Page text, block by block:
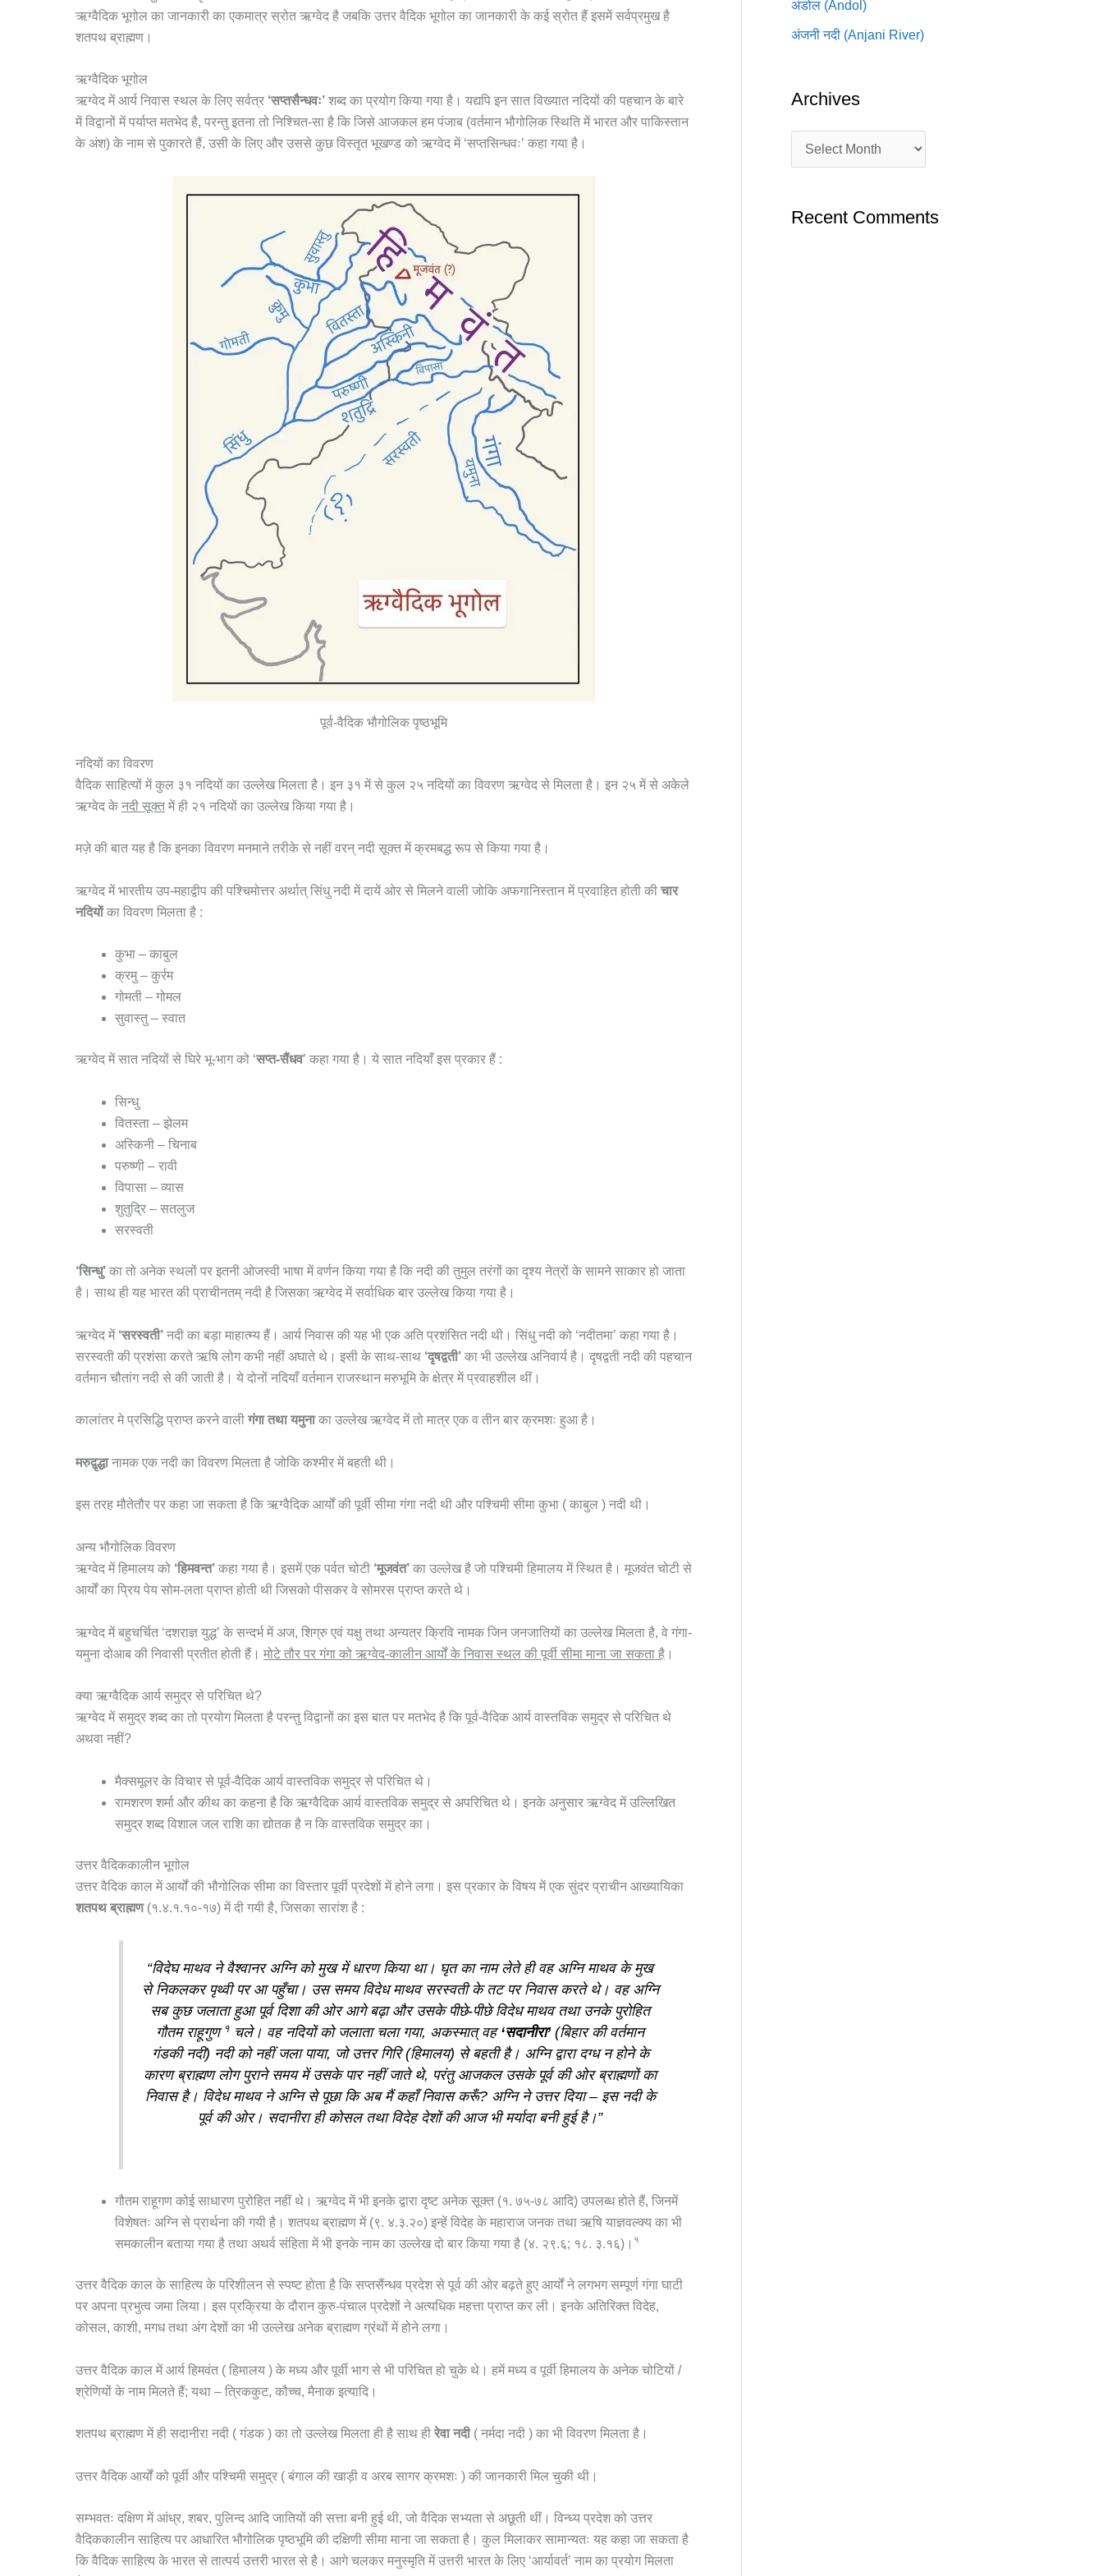
ऋग्वैदिक भूगोल का जानकारी का एकमात्र स्रोत ऋग्वेद है जबकि उत्तर वैदिक भूगोल का जानकारी के कई स्रोत हैं इसमें सर्वप्रमुख है
शतपथ ब्राह्मण।
ऋग्वैदिक भूगोल
ऋग्वेद में आर्य निवास स्थल के लिए सर्वत्र ‘सप्तसैन्धवः’ शब्द का प्रयोग किया गया है। यद्यपि इन सात विख्यात नदियों की पहचान के बारे
में विद्वानों में पर्याप्त मतभेद है, परन्तु इतना तो निश्चित-सा है कि जिसे आजकल हम पंजाब (वर्तमान भौगोलिक स्थिति में भारत और पाकिस्तान
के अंश) के नाम से पुकारते हैं, उसी के लिए और उससे कुछ विस्तृत भूखण्ड को ऋग्वेद में ‘सप्तसिन्धवः’ कहा गया है।
पूर्व-वैदिक भौगोलिक पृष्ठभूमि
नदियों का विवरण
वैदिक साहित्यों में कुल ३१ नदियों का उल्लेख मिलता है। इन ३१ में से कुल २५ नदियों का विवरण ऋग्वेद से मिलता है। इन २५ में से अकेले
ऋग्वेद के नदी सूक्त में ही २१ नदियों का उल्लेख किया गया है।
मज़े की बात यह है कि इनका विवरण मनमाने तरीके से नहीं वरन् नदी सूक्त में क्रमबद्ध रूप से किया गया है।
ऋग्वेद में भारतीय उप-महाद्वीप की पश्चिमोत्तर अर्थात् सिंधु नदी में दायें ओर से मिलने वाली जोकि अफगानिस्तान में प्रवाहित होती की चार
नदियोंका विवरण मिलता है :
कुभा – काबुल
क्रमु – कुर्रम
गोमती – गोमल
सुवास्तु – स्वात
ऋग्वेद में सात नदियों से घिरे भू-भाग को ‘सप्त-सैंधव’ कहा गया है। ये सात नदियाँ इस प्रकार हैं :
सिन्धु
वितस्ता – झेलम
अस्किनी – चिनाब
परुष्णी – रावी
विपासा – व्यास
शुतुद्रि – सतलुज
सरस्वती
‘सिन्धु’ का तो अनेक स्थलों पर इतनी ओजस्वी भाषा में वर्णन किया गया है कि नदी की तुमुल तरंगों का दृश्य नेत्रों के सामने साकार हो जाता
है। साथ ही यह भारत की प्राचीनतम् नदी है जिसका ऋग्वेद में सर्वाधिक बार उल्लेख किया गया है।
ऋग्वेद में ‘सरस्वती’ नदी का बड़ा माहात्म्य हैं। आर्य निवास की यह भी एक अति प्रशंसित नदी थी। सिंधु नदी को ‘नदीतमा’ कहा गया है।
सरस्वती की प्रशंसा करते ऋषि लोग कभी नहीं अघाते थे। इसी के साथ-साथ ‘दृषद्वती’ का भी उल्लेख अनिवार्य है। दृषद्वती नदी की पहचान
वर्तमान चौतांग नदी से की जाती है। ये दोनों नदियाँ वर्तमान राजस्थान मरुभूमि के क्षेत्र में प्रवाहशील थीं।
कालांतर मे प्रसिद्धि प्राप्त करने वाली गंगा तथा यमुनाका उल्लेख ऋग्वेद में तो मात्र एक व तीन बार क्रमशः हुआ है।
मरुद्वृद्धानामक एक नदी का विवरण मिलता है जोकि कश्मीर में बहती थी।
इस तरह मौतेतौर पर कहा जा सकता है कि ऋग्वैदिक आर्यों की पूर्वी सीमा गंगा नदी थी और पश्चिमी सीमा कुभा ( काबुल ) नदी थी।
अन्य भौगोलिक विवरण
ऋग्वेद में हिमालय को ‘हिमवन्त’ कहा गया है। इसमें एक पर्वत चोटी ‘मूजवंत’ का उल्लेख है जो पश्चिमी हिमालय में स्थित है। मूजवंत चोटी से
आर्यों का प्रिय पेय सोम-लता प्राप्त होती थी जिसको पीसकर वे सोमरस प्राप्त करते थे।
ऋग्वेद में बहुचर्चित ‘दशराज्ञ युद्ध’ के सन्दर्भ में अज, शिग्रु एवं यक्षु तथा अन्यत्र क्रिवि नामक जिन जनजातियों का उल्लेख मिलता है, वे गंगा-
यमुना दोआब की निवासी प्रतीत होती हैं। मोटे तौर पर गंगा को ऋग्वेद-कालीन आर्यों के निवास स्थल की पूर्वी सीमा माना जा सकता है ।
क्या ऋग्वैदिक आर्य समुद्र से परिचित थे?
ऋग्वेद में समुद्र शब्द का तो प्रयोग मिलता है परन्तु विद्वानों का इस बात पर मतभेद है कि पूर्व-वैदिक आर्य वास्तविक समुद्र से परिचित थे
अथवा नहीं?
मैक्समूलर के विचार से पूर्व-वैदिक आर्य वास्तविक समुद्र से परिचित थे।
रामशरण शर्मा और कीथ का कहना है कि ऋग्वैदिक आर्य वास्तविक समुद्र से अपरिचित थे। इनके अनुसार ऋग्वेद में उल्लिखित
समुद्र शब्द विशाल जल राशि का द्योतक है न कि वास्तविक समुद्र का।
उत्तर वैदिककालीन भूगोल
उत्तर वैदिक काल में आर्यों की भौगोलिक सीमा का विस्तार पूर्वी प्रदेशों में होने लगा। इस प्रकार के विषय में एक सुंदर प्राचीन आख्यायिका
शतपथ ब्राह्मण(१.४.१.१०-१७) में दी गयी है, जिसका सारांश है :
“विदेघ माथव ने वैश्वानर अग्नि को मुख में धारण किया था। घृत का नाम लेते ही वह अग्नि माथव के मुख
से निकलकर पृथ्वी पर आ पहुँचा। उस समय विदेध माथव सरस्वती के तट पर निवास करते थे। वह अग्नि
सब कुछ जलाता हुआ पूर्व दिशा की ओर आगे बढ़ा और उसके पीछे-पीछे विदेध माथव तथा उनके पुरोहित
गौतम राहूगुण१ चले। वह नदियों को जलाता चला गया, अकस्मात् वह‘सदानीरा’(बिहार की वर्तमान
गंडकी नदी) नदी को नहीं जला पाया, जो उत्तर गिरि (हिमालय) से बहती है। अग्नि द्वारा दग्ध न होने के
कारण ब्राह्मण लोग पुराने समय में उसके पार नहीं जाते थे, परंतु आजकल उसके पूर्व की ओर ब्राह्मणों का
निवास है। विदेध माथव ने अग्नि से पूछा कि अब मैं कहाँ निवास करूँ? अग्नि ने उत्तर दिया – इस नदी के
पूर्व की ओर। सदानीरा ही कोसल तथा विदेह देशों की आज भी मर्यादा बनी हुई है।”
गौतम राहूगण कोई साधारण पुरोहित नहीं थे। ऋग्वेद में भी इनके द्वारा दृष्ट अनेक सूक्त (१. ७५-७८ आदि) उपलब्ध होते हैं, जिनमें
विशेषतः अग्नि से प्रार्थना की गयी है। शतपथ ब्राह्मण में (९. ४.३.२०) इन्हें विदेह के महाराज जनक तथा ऋषि याज्ञवल्क्य का भी
समकालीन बताया गया है तथा अथर्व संहिता में भी इनके नाम का उल्लेख दो बार किया गया है (४. २९.६; १८. ३.१६)। १
उत्तर वैदिक काल के साहित्य के परिशीलन से स्पष्ट होता है कि सप्तसैंन्धव प्रदेश से पूर्व की ओर बढ़ते हुए आर्यों ने लगभग सम्पूर्ण गंगा घाटी
पर अपना प्रभुत्व जमा लिया। इस प्रक्रिया के दौरान कुरु-पंचाल प्रदेशों ने अत्यधिक महत्ता प्राप्त कर ली। इनके अतिरिक्त विदेह,
कोसल, काशी, मगध तथा अंग देशों का भी उल्लेख अनेक ब्राह्मण ग्रंथों में होने लगा।
उत्तर वैदिक काल में आर्य हिमवंत ( हिमालय ) के मध्य और पूर्वी भाग से भी परिचित हो चुके थे। हमें मध्य व पूर्वी हिमालय के अनेक चोटियों /
श्रेणियों के नाम मिलते हैं; यथा – त्रिककुट, कौच्च, मैनाक इत्यादि।
शतपथ ब्राह्मण में ही सदानीरा नदी ( गंडक ) का तो उल्लेख मिलता ही है साथ ही रेवा नदी ( नर्मदा नदी ) का भी विवरण मिलता है।
उत्तर वैदिक आर्यों को पूर्वी और पश्चिमी समुद्र ( बंगाल की खाड़ी व अरब सागर क्रमशः ) की जानकारी मिल चुकी थी।
सम्भवतः दक्षिण में आंध्र, शबर, पुलिन्द आदि जातियों की सत्ता बनी हुई थी, जो वैदिक सभ्यता से अछूती थीं। विन्ध्य प्रदेश को उत्तर
वैदिककालीन साहित्य पर आधारित भौगोलिक पृष्ठभूमि की दक्षिणी सीमा माना जा सकता है। कुल मिलाकर सामान्यतः यह कहा जा सकता है
कि वैदिक साहित्य के भारत से तात्पर्य उत्तरी भारत से है। आगे चलकर मनुस्मृति में उत्तरी भारत के लिए ‘आर्यावर्त’ नाम का प्रयोग मिलता
अंडोल (Andol)
अंजनी नदी (Anjani River)
Archives
Recent Comments